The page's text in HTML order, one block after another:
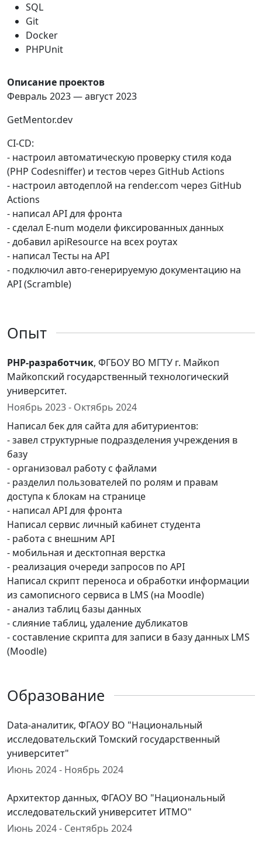
SQL
Git
Docker
PHPUnit
Описание проектов
Февраль 2023 — август 2023
GetMentor.dev
CI-CD:
- настроил автоматическую проверку стиля кода
(PHP Codesniffer) и тестов через GitHub Actions
- настроил автодеплой на render.com через GitHub
Actions
- написал API для фронта
- сделал E-num модели фиксированных данных
- добавил apiResource на всех роутах
- написал Тесты на API
- подключил авто-генерируемую документацию на
API (Scramble)
Опыт
PHP-разработчик, ФГБОУ ВО МГТУ г. Майкоп
Майкопский государственный технологический
университет.
Ноябрь 2023 - Октябрь 2024
Написал бек для сайта для абитуриентов:
- завел структурные подразделения учреждения в
базу
- организовал работу с файлами
- разделил пользователей по ролям и правам
доступа к блокам на странице
- написал API для фронта
Написал сервис личный кабинет студента
- работа с внешним API
- мобильная и десктопная верстка
- реализация очереди запросов по API
Написал скрипт переноса и обработки информации
из самописного сервиса в LMS (на Moodle)
- анализ таблиц базы данных
- слияние таблиц, удаление дубликатов
- составление скрипта для записи в базу данных LMS
(Moodle)
Образование
Data-аналитик, ФГАОУ ВО "Национальный
исследовательский Томский государственный
университет"
Июнь 2024 - Ноябрь 2024
Архитектор данных, ФГАОУ ВО "Национальный
исследовательский университет ИТМО"
Июнь 2024 - Сентябрь 2024